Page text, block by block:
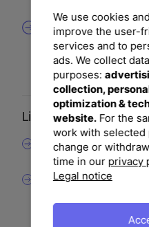
Balkone oder
Edles Design
Die harmonische
natürlicher Holzoptik
modernen, dennoch
Gestell unterstreicht
Tisch zum visuellen
Lieferumfang
1x OUTFLEXX
Aluminium/Holzimitat,
4x KETTLER BasicPlus
We use cookies
improve the user-
services and to
ads. We collect
purposes:
collection,
optimization &
website.For the
work with selected
change or
time in our privacy
Legal notice